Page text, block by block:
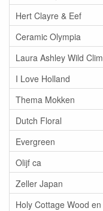
Hert Clayre & Eef
Ceramic Olympia
Laura Ashley Wild
I Love Holland
Thema Mokken
Dutch Floral
Evergreen
Olijf ca
Zeller Japan
Holy Cottage Wood